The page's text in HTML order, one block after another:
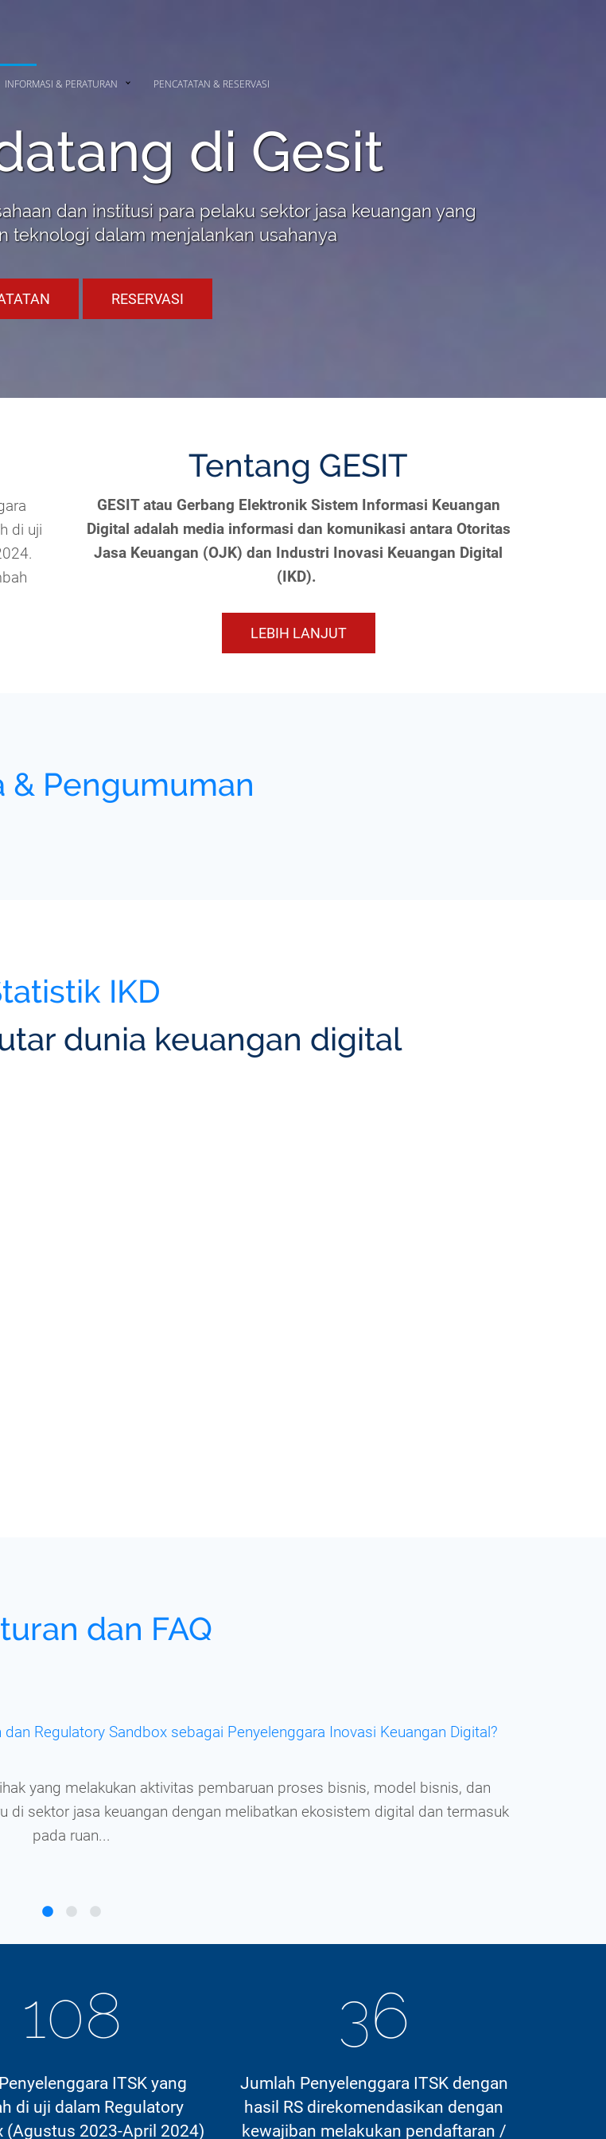
INFORMASI & PERATURAN PENCATATAN & RESERVASI
di Gesit
dan institusi para pelaku sektor jasa keuangan yang
teknologi dalam menjalankan usahanya
RESERVASI
di uji
Tentang GESIT
GESIT atau Gerbang Elektronik Sistem Informasi Keuangan
Digital adalah media informasi dan komunikasi antara Otoritas
Jasa Keuangan (OJK) dan Industri Inovasi Keuangan Digital
(IKD).
LEBIH LANJUT
& Pengumuman
IKD
dunia keuangan digital
dan FAQ
Regulatory Sandbox sebagai Penyelenggara Inovasi Keuangan Digital?
yang melakukan aktivitas pembaruan proses bisnis, model bisnis, dan
di sektor jasa keuangan dengan melibatkan ekosistem digital dan termasuk
pada ruan...
108
ITSK yang
di uji dalam Regulatory
(Agustus 2023-April 2024)
36
Jumlah Penyelenggara ITSK dengan
hasil RS direkomendasikan dengan
kewajiban melakukan pendaftaran /